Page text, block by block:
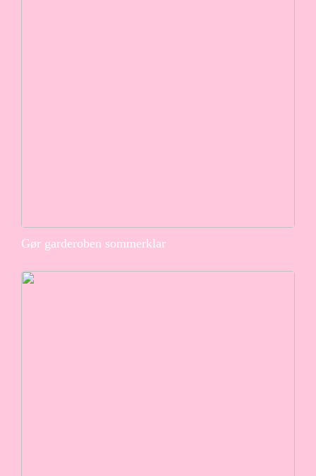
Gør garderoben sommerklar